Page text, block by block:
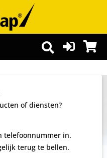
of diensten?
telefoonnummer in.
terug te bellen.